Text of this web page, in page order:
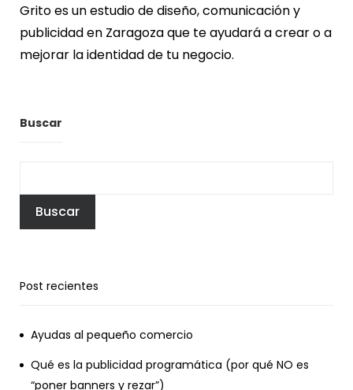
Grito es un estudio de diseño, comunicación y
publicidad en Zaragoza que te ayudará a crear o a
mejorar la identidad de tu negocio.
Buscar
Buscar
Post recientes
Ayudas al pequeño comercio
Qué es la publicidad programática (por qué NO es
“poner banners y rezar”)